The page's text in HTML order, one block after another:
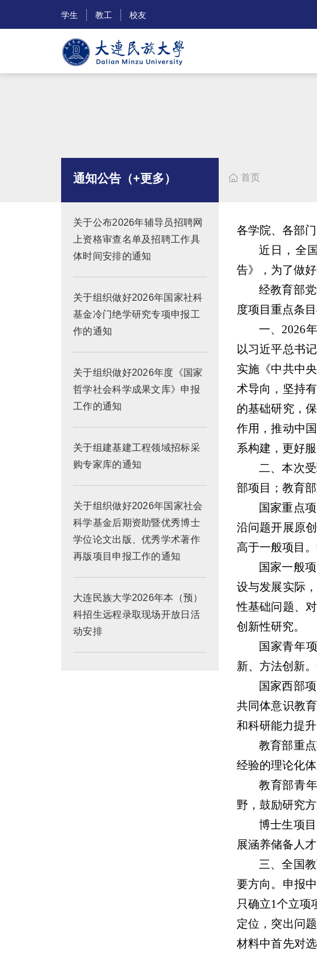
学生 教工 校友
 首页
通知公告（+更多）
关于公布2026年辅导员招聘网
上资格审查名单及招聘工作具
体时间安排的通知
关于组织做好2026年国家社科
基金冷门绝学研究专项申报工
作的通知
关于组织做好2026年度《国家
哲学社会科学成果文库》申报
工作的通知
关于组建基建工程领域招标采
购专家库的通知
关于组织做好2026年国家社会
科学基金后期资助暨优秀博士
学位论文出版、优秀学术著作
再版项目申报工作的通知
大连民族大学2026年本（预）
科招生远程录取现场开放日活
动安排
各学院、各部门
近日，全
告》，为了做
经教育部
度项目重点条
一、2026
以习近平总书
实施《中共中
术导向，坚持
的基础研究，
作用，推动中
系构建，更好
二、本次
部项目；教育
国家重点
沿问题开展原
高于一般项目
国家一般
设与发展实际
性基础问题、
创新性研究。
国家青年
新、方法创新
国家西部
共同体意识教
和科研能力提升
教育部重
经验的理论化体
教育部青
野，鼓励研究方
博士生项
展涵养储备人才
三、全国
要方向。申报
只确立1个立项
定位，突出问
材料中首先对